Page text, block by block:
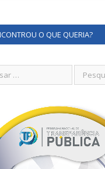
O QUE QUERIA?